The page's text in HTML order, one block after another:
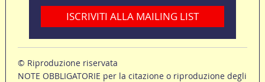
ISCRIVITI ALLA MAILING LIST
© Riproduzione riservata
NOTE OBBLIGATORIE per la citazione o riproduzione degli